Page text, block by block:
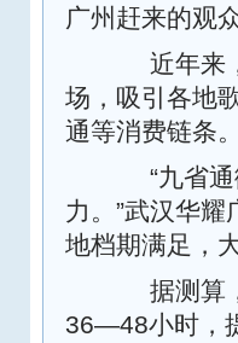
广州赶来的观
近年来，
场，吸引各地
通等消费链条。
“九省通
力。”武汉华
地档期满足，
据测算，
36—48小时，